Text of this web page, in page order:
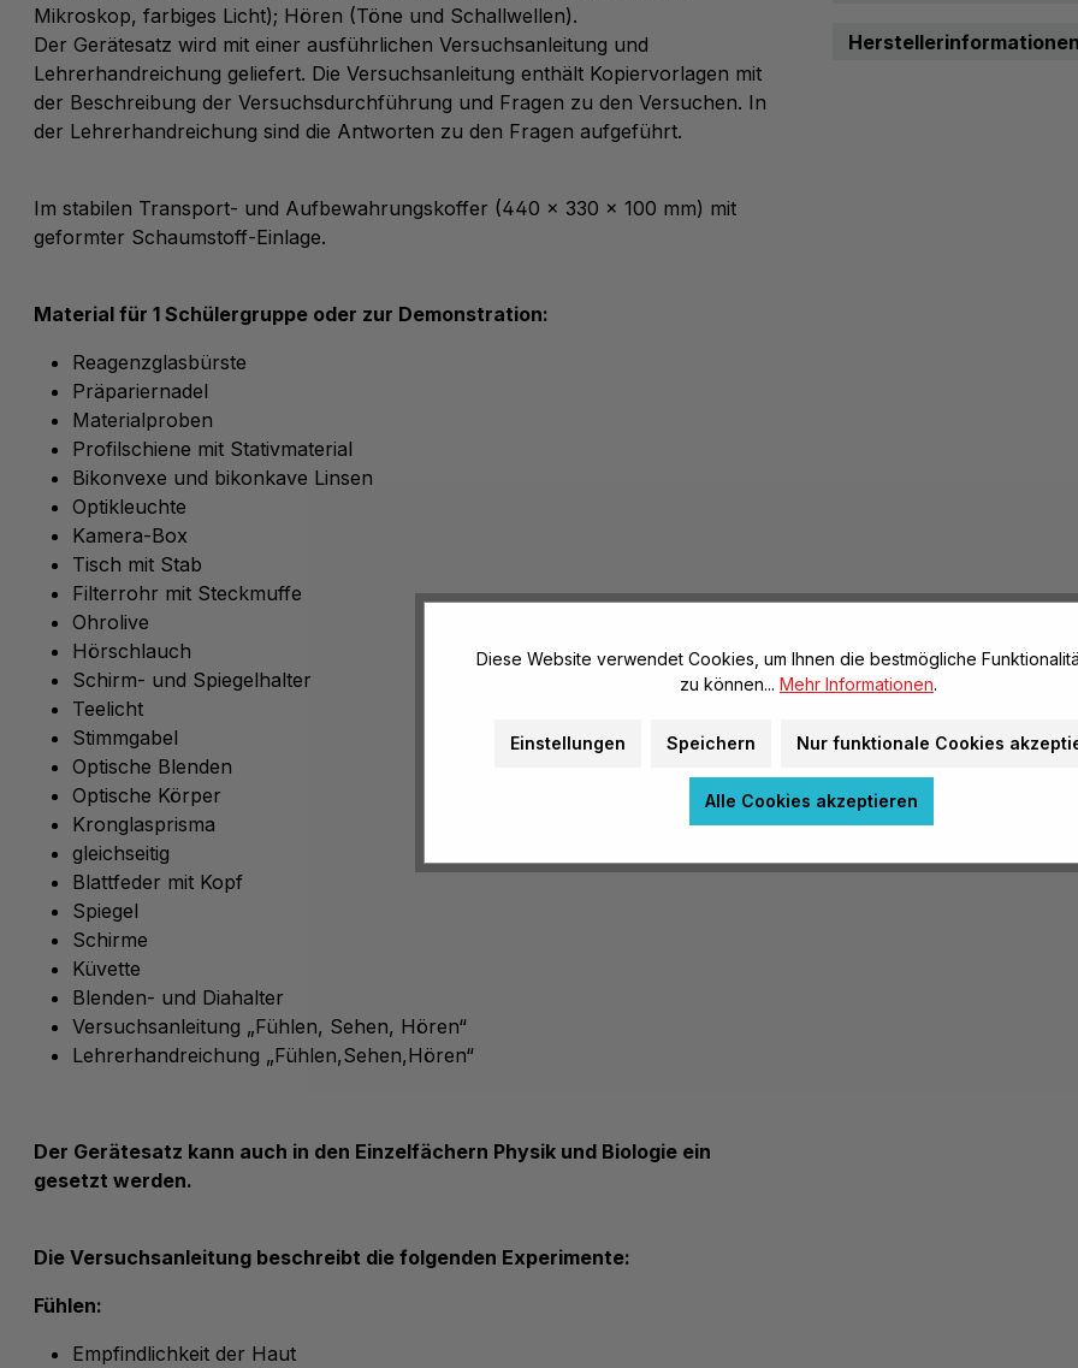
Mikroskop, farbiges Licht); Hören (Töne und Schallwellen).
Der Gerätesatz wird mit einer ausführlichen Versuchsanleitung und
Lehrerhandreichung geliefert. Die Versuchsanleitung enthält Kopiervorlagen mit
der Beschreibung der Versuchsdurchführung und Fragen zu den Versuchen. In
der Lehrerhandreichung sind die Antworten zu den Fragen aufgeführt.
Im stabilen Transport- und Aufbewahrungskoffer (440 x 330 x 100 mm) mit
geformter Schaumstoff-Einlage.
Material für 1 Schülergruppe oder zur Demonstration:
Reagenzglasbürste
Präpariernadel
Materialproben
Profilschiene mit Stativmaterial
Bikonvexe und bikonkave Linsen
Optikleuchte
Kamera-Box
Tisch mit Stab
Filterrohr mit Steckmuffe
Ohrolive
Hörschlauch
Schirm- und Spiegelhalter
Teelicht
Stimmgabel
Optische Blenden
Optische Körper
Kronglasprisma
gleichseitig
Blattfeder mit Kopf
Spiegel
Schirme
Küvette
Blenden- und Diahalter
Versuchsanleitung „Fühlen, Sehen, Hören“
Lehrerhandreichung „Fühlen,Sehen,Hören“
Der Gerätesatz kann auch in den Einzelfächern Physik und Biologie ein
gesetzt werden.
Die Versuchsanleitung beschreibt die folgenden Experimente:
Fühlen:
Empfindlichkeit der Haut
Diese Website verwendet Cookies, um Ihnen die bestmögliche
zu können... Mehr Informationen.
Einstellungen Speichern Nur funktionale Cookies
Alle Cookies akzeptieren